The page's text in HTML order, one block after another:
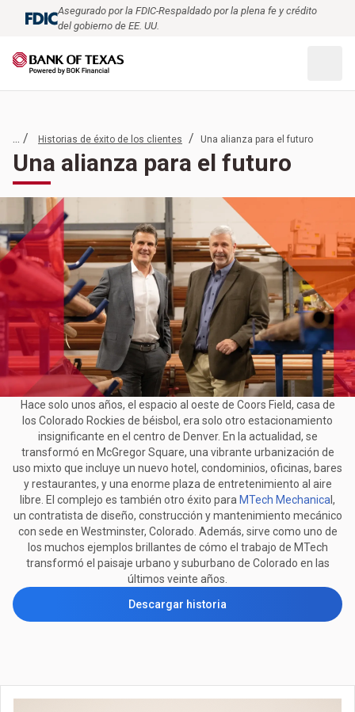
Asegurado por la FDIC-Respaldado por la plena fe y crédito
del gobierno de EE. UU.
... / Historias de éxito de los clientes / Una alianza para el futuro
Una alianza para el futuro
Hace solo unos años, el espacio al oeste de Coors Field, casa de
los Colorado Rockies de béisbol, era solo otro estacionamiento
insignificante en el centro de Denver. En la actualidad, se
transformó en McGregor Square, una vibrante urbanización de
uso mixto que incluye un nuevo hotel, condominios, oficinas, bares
y restaurantes, y una enorme plaza de entretenimiento al aire
libre. El complejo es también otro éxito para MTech Mechanica l,
un contratista de diseño, construcción y mantenimiento mecánico
con sede en Westminster, Colorado. Además, sirve como uno de
los muchos ejemplos brillantes de cómo el trabajo de MTech
transformó el paisaje urbano y suburbano de Colorado en las
últimos veinte años.
Descargar historia